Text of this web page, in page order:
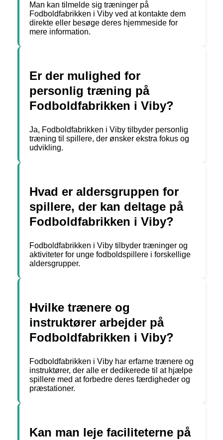
Man kan tilmelde sig træninger på
Fodboldfabrikken i Viby ved at kontakte dem
direkte eller besøge deres hjemmeside for
mere information.
Er der mulighed for
personlig træning på
Fodboldfabrikken i Viby?
Ja, Fodboldfabrikken i Viby tilbyder personlig
træning til spillere, der ønsker ekstra fokus og
udvikling.
Hvad er aldersgruppen for
spillere, der kan deltage på
Fodboldfabrikken i Viby?
Fodboldfabrikken i Viby tilbyder træninger og
aktiviteter for unge fodboldspillere i forskellige
aldersgrupper.
Hvilke trænere og
instruktører arbejder på
Fodboldfabrikken i Viby?
Fodboldfabrikken i Viby har erfarne trænere og
instruktører, der alle er dedikerede til at hjælpe
spillere med at forbedre deres færdigheder og
præstationer.
Kan man leje faciliteterne på